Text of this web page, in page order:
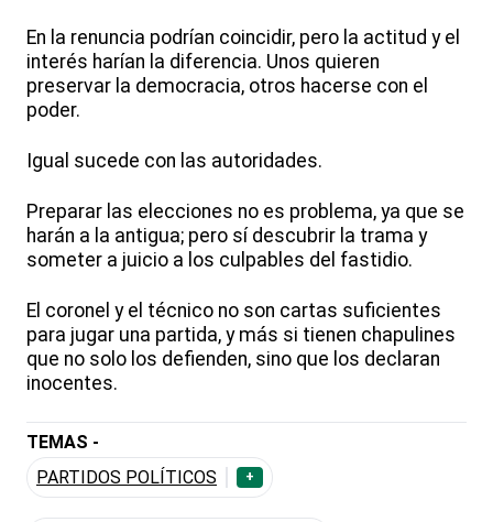
En la renuncia podrían coincidir, pero la actitud y el
interés harían la diferencia. Unos quieren
preservar la democracia, otros hacerse con el
poder.
Igual sucede con las autoridades.
Preparar las elecciones no es problema, ya que se
harán a la antigua; pero sí descubrir la trama y
someter a juicio a los culpables del fastidio.
El coronel y el técnico no son cartas suficientes
para jugar una partida, y más si tienen chapulines
que no solo los defienden, sino que los declaran
inocentes.
TEMAS -
PARTIDOS POLÍTICOS
+